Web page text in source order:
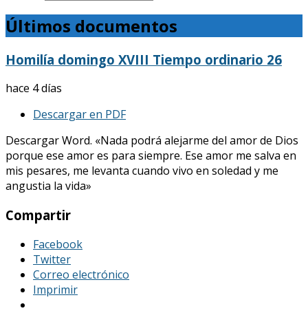
Últimos documentos
Homilía domingo XVIII Tiempo ordinario 26
hace 4 días
Descargar en PDF
Descargar Word. «Nada podrá alejarme del amor de Dios
porque ese amor es para siempre. Ese amor me salva en
mis pesares, me levanta cuando vivo en soledad y me
angustia la vida»
Compartir
Facebook
Twitter
Correo electrónico
Imprimir